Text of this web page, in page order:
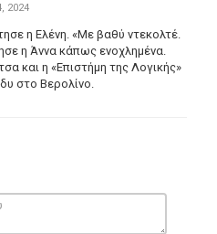
2024
η Ελένη. «Με βαθύ ντεκολτέ.
η Άννα κάπως ενοχλημένα.
και η «Επιστήμη της Λογικής»
στο Βερολίνο.
Σεμπάστιαν Πρέντσελ